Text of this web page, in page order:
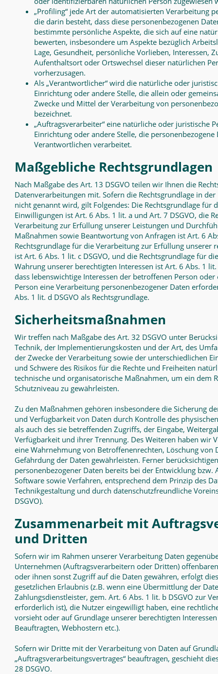
„Profiling“ jede Art der automatisierten Verarbeitung
die darin besteht, dass diese personenbezogenen
bestimmte persönliche Aspekte, die sich auf eine
bewerten, insbesondere um Aspekte bezüglich
Lage, Gesundheit, persönliche Vorlieben, Interessen,
Aufenthaltsort oder Ortswechsel dieser natürlichen
vorherzusagen.
Als „Verantwortlicher“ wird die natürliche oder
Einrichtung oder andere Stelle, die allein oder
Zwecke und Mittel der Verarbeitung von
bezeichnet.
„Auftragsverarbeiter“ eine natürliche oder juristische
Einrichtung oder andere Stelle, die
Verantwortlichen verarbeitet.
Maßgebliche Rechtsgrundlagen
Nach Maßgabe des Art. 13 DSGVO teilen wir Ihnen die
Datenverarbeitungen mit. Sofern die Rechtsgrundlage in
nicht genannt wird, gilt Folgendes: Die Rechtsgrundlage für
Einwilligungen ist Art. 6 Abs. 1 lit. a und Art. 7 DSGVO, die
Verarbeitung zur Erfüllung unserer Leistungen und
Maßnahmen sowie Beantwortung von Anfragen ist Art. 6
Rechtsgrundlage für die Verarbeitung zur Erfüllung unserer
ist Art. 6 Abs. 1 lit. c DSGVO, und die Rechtsgrundlage für
Wahrung unserer berechtigten Interessen ist Art. 6 Abs. 1 lit.
dass lebenswichtige Interessen der betroffenen Person
Person eine Verarbeitung personenbezogener Daten
Abs. 1 lit. d DSGVO als Rechtsgrundlage.
Sicherheitsmaßnahmen
Wir treffen nach Maßgabe des Art. 32 DSGVO unter
Technik, der Implementierungskosten und der Art, des
der Zwecke der Verarbeitung sowie der unterschiedlichen
und Schwere des Risikos für die Rechte und Freiheiten
technische und organisatorische Maßnahmen, um ein dem
Schutzniveau zu gewährleisten.
Zu den Maßnahmen gehören insbesondere die Sicherung
und Verfügbarkeit von Daten durch Kontrolle des
als auch des sie betreffenden Zugriffs, der Eingabe,
Verfügbarkeit und ihrer Trennung. Des Weiteren haben wir
eine Wahrnehmung von Betroffenenrechten, Löschung von
Gefährdung der Daten gewährleisten. Ferner
personenbezogener Daten bereits bei der Entwicklung bzw.
Software sowie Verfahren, entsprechend dem Prinzip des
Technikgestaltung und durch datenschutzfreundliche
DSGVO).
Zusammenarbeit mit
und Dritten
Sofern wir im Rahmen unserer Verarbeitung Daten
Unternehmen (Auftragsverarbeitern oder Dritten)
oder ihnen sonst Zugriff auf die Daten gewähren, erfolgt
gesetzlichen Erlaubnis (z.B. wenn eine Übermittlung der
Zahlungsdienstleister, gem. Art. 6 Abs. 1 lit. b DSGVO zur
erforderlich ist), die Nutzer eingewilligt haben, eine
vorsieht oder auf Grundlage unserer berechtigten
Beauftragten, Webhostern etc.).
Sofern wir Dritte mit der Verarbeitung von Daten auf
„Auftragsverarbeitungsvertrages“ beauftragen, geschieht
28 DSGVO.